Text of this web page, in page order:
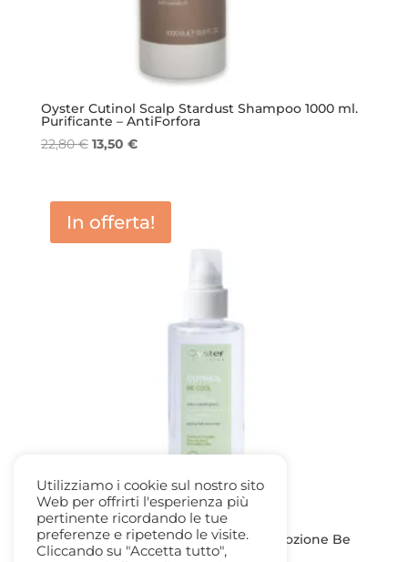
Oyster Cutinol Scalp Stardust Shampoo 1000 ml.
Purificante – AntiForfora
22,80€ Il
era:
22,80 €.
13,50 €Il
è:
13,50 €.
In offerta!
Oyster Lozione capelli grassi Cutinol lozione Be
Cool 100ml
Utilizziamo i cookie sul nostro sito
Web per offrirti l'esperienza più
pertinente ricordando le tue
preferenze e ripetendo le visite.
Cliccando su "Accetta tutto",